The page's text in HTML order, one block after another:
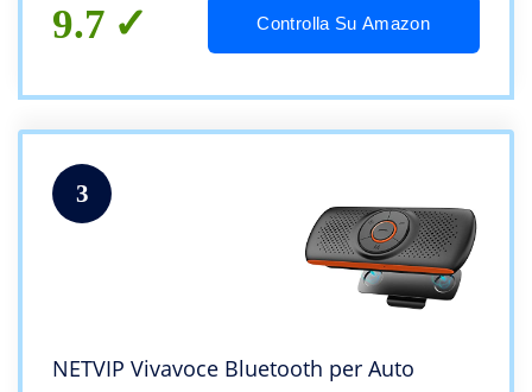
9.7 Controlla Su Amazon
3
NETVIP Vivavoce Bluetooth per Auto